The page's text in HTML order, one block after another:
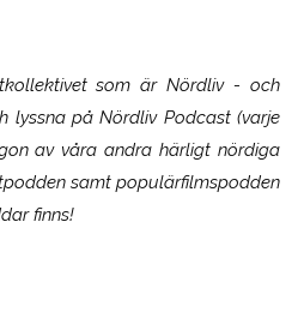
som ärNördliv- och
lyssna på Nördliv Podcast (varje
av våra andra härligt nördiga
samt populärfilmspodden
finns!